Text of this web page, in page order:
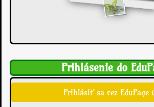
Prihlásenie do
Prihlásiť sa cez EduPage